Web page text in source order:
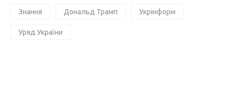
Знання Дональд Трамп Укрінформ
Уряд України